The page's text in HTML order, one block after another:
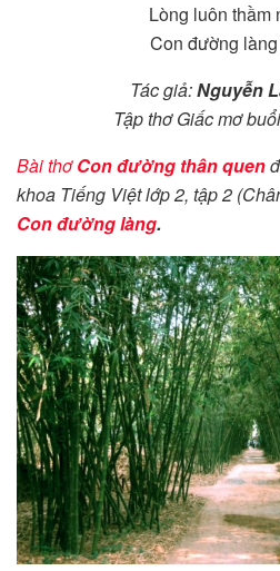
Lòng luôn thầm
Con đường
Tác giả:Nguyễn
Tập thơ Giấc mơ
Bài thơCon đường thân quen
khoa Tiếng Việt lớp 2, tập 2
Con đường làng.